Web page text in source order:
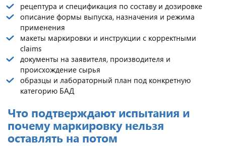
рецептура и спецификация по составу и дозировке
описание формы выпуска, назначения и режима
применения
макеты маркировки и инструкции с корректными
claims
документы на заявителя, производителя и
происхождение сырья
образцы и лабораторный план под конкретную
категорию БАД
Что подтверждают испытания и
почему маркировку нельзя
оставлять на потом